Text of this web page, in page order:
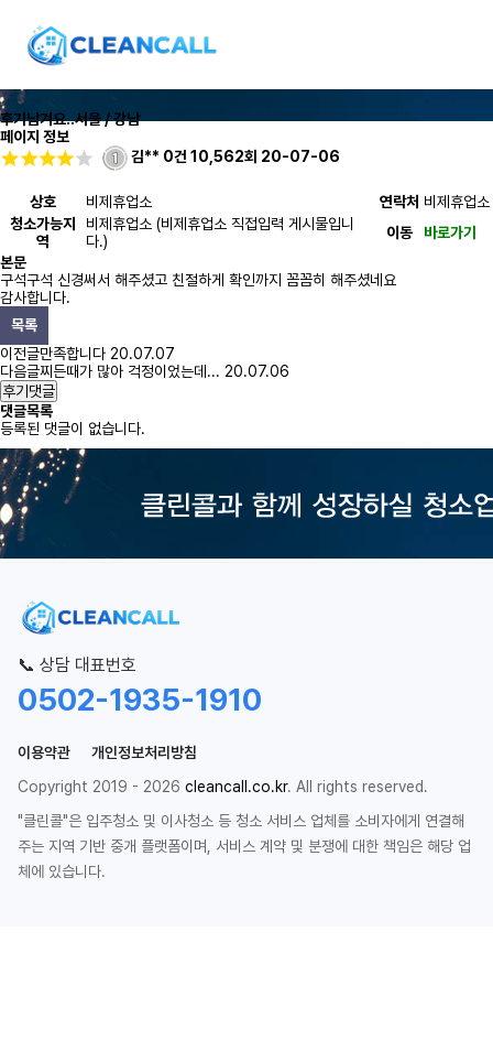
후기남겨요..서울 / 강남
페이지 정보
김** 0건 10,562회 20-07-06
상호 비제휴업소 연락처 비제휴업소
청소가능지
역
비제휴업소 (비제휴업소 직접입력 게시물입니
다.)
이동
바로가기
본문
구석구석 신경써서 해주셨고 친절하게 확인까지 꼼꼼히 해주셨네요
감사합니다.
목록
이전글만족합니다 20.07.07
다음글찌든때가 많아 걱정이었는데... 20.07.06
후기댓글
댓글목록
등록된 댓글이 없습니다.
📞 상담 대표번호
0502-1935-1910
이용약관
개인정보처리방침
Copyright 2019 - 2026 cleancall.co.kr. All rights reserved.
"클린콜"은 입주청소 및 이사청소 등 청소 서비스 업체를 소비자에게 연결해
주는 지역 기반 중개 플랫폼이며, 서비스 계약 및 분쟁에 대한 책임은 해당 업
체에 있습니다.